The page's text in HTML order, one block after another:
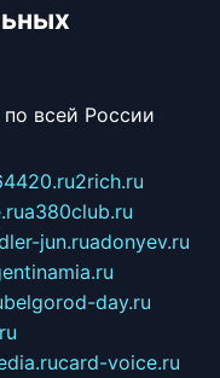
всей России
2rich.ru
a380club.ru
jun.ruadonyev.ru
belgorod-day.ru
card-voice.ru